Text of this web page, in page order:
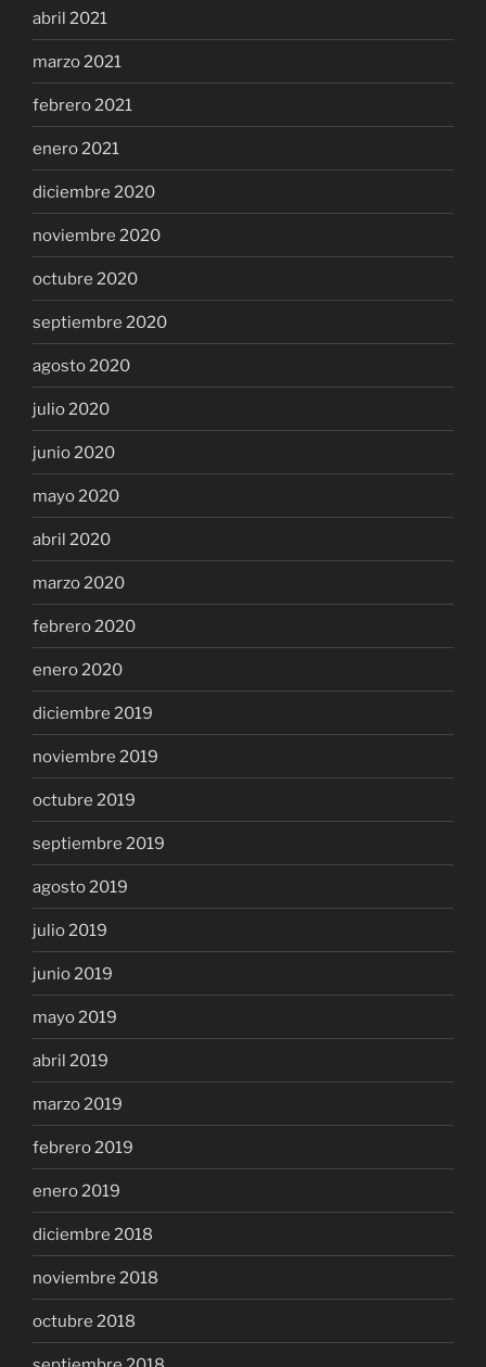
abril 2021
marzo 2021
febrero 2021
enero 2021
diciembre 2020
noviembre 2020
octubre 2020
septiembre 2020
agosto 2020
julio 2020
junio 2020
mayo 2020
abril 2020
marzo 2020
febrero 2020
enero 2020
diciembre 2019
noviembre 2019
octubre 2019
septiembre 2019
agosto 2019
julio 2019
junio 2019
mayo 2019
abril 2019
marzo 2019
febrero 2019
enero 2019
diciembre 2018
noviembre 2018
octubre 2018